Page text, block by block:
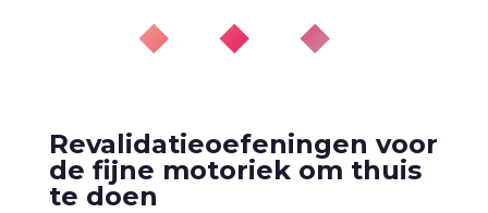
◆ ◆ ◆
Revalidatieoefeningen voor
de fijne motoriek om thuis
te doen